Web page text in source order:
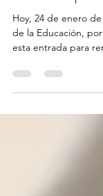
Día
docentes que
Hoy, 24 de enero
de la Educación,